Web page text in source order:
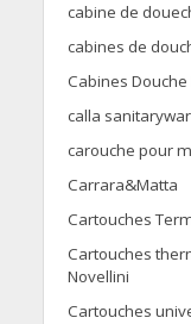
cabine de
cabines de
Cabines
calla
carouche pour
Carrara&Matta
Cartouches
Cartouches
Novellini
Cartouches